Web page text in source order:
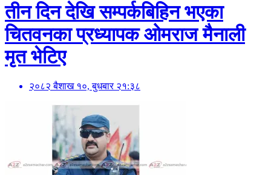
तीन दिन देखि सम्पर्कबिहिन भएका
चितवनका प्रध्यापक ओमराज मैनाली
मृत भेटिए
२०८२ बैशाख १०, बुधबार २१:३८